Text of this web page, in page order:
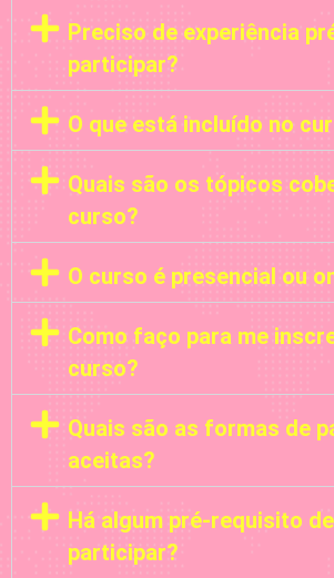
Preciso de experiência
participar?
O que está incluído no
Quais são os tópicos
curso?
O curso é presencial ou
Como faço para me
curso?
Quais são as formas de
aceitas?
Há algum pré-requisito
participar?